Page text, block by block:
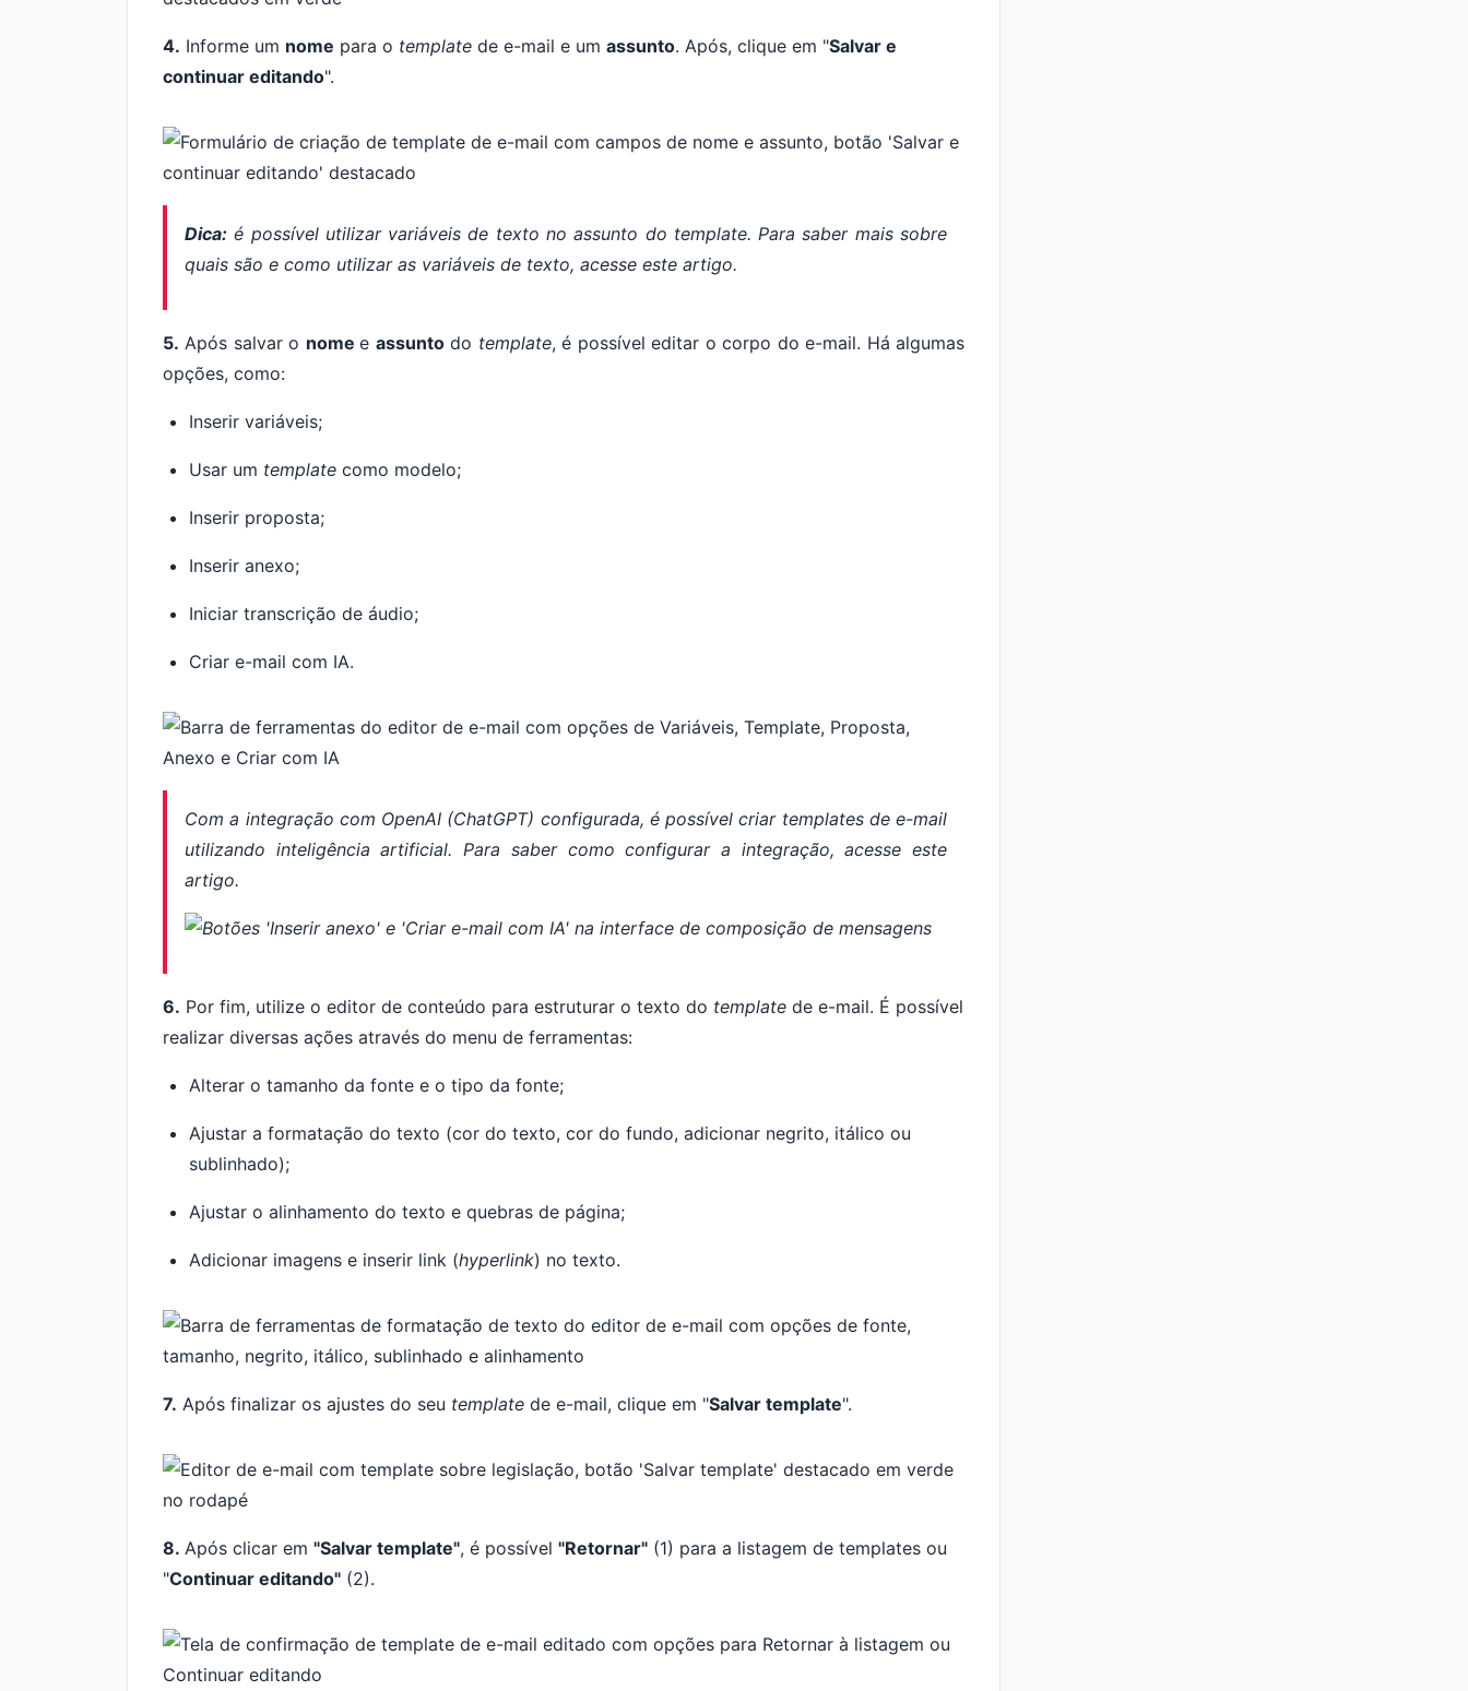
4. Informe um nome para o template de e-mail e um assunto. Após, clique em "Salvar e
continuar editando".
Dica: é possível utilizar variáveis de texto no assunto do template. Para saber mais sobre
quais são e como utilizar as variáveis de texto, acesse este artigo.
5. Após salvar o nomee assuntodo template, é possível editar o corpo do e-mail. Há algumas
opções, como:
Inserir variáveis;
Usar um template como modelo;
Inserir proposta;
Inserir anexo;
Iniciar transcrição de áudio;
Criar e-mail com IA.
Com a integração com OpenAI (ChatGPT) configurada, é possível criar templates de e-mail
utilizando inteligência artificial. Para saber como configurar a integração, acesse este
artigo.
6. Por fim, utilize o editor de conteúdo para estruturar o texto do template de e-mail. É possível
realizar diversas ações através do menu de ferramentas:
Alterar o tamanho da fonte e o tipo da fonte;
Ajustar a formatação do texto (cor do texto, cor do fundo, adicionar negrito, itálico ou
sublinhado);
Ajustar o alinhamento do texto e quebras de página;
Adicionar imagens e inserir link (hyperlink) no texto.
7. Após finalizar os ajustes do seu template de e-mail, clique em "Salvar template".
8. Após clicar em "Salvar template", é possível "Retornar" (1) para a listagem de templates ou
"Continuar editando" (2).